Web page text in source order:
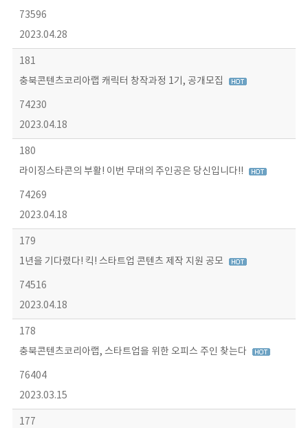
73596
2023.04.28
181
충북콘텐츠코리아랩 캐릭터 창작과정 1기, 공개모집
74230
2023.04.18
180
라이징스타콘의 부활! 이번 무대의 주인공은 당신입니다!!
74269
2023.04.18
179
1년을 기다렸다! 킥! 스타트업 콘텐츠 제작 지원 공모
74516
2023.04.18
178
충북콘텐츠코리아랩, 스타트업을 위한 오피스 주인 찾는다
76404
2023.03.15
177